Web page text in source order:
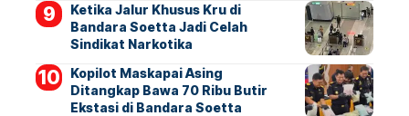
Ketika Jalur Khusus Kru di
Bandara Soetta Jadi Celah
Sindikat Narkotika
Kopilot Maskapai Asing
Ditangkap Bawa 70 Ribu Butir
Ekstasi di Bandara Soetta